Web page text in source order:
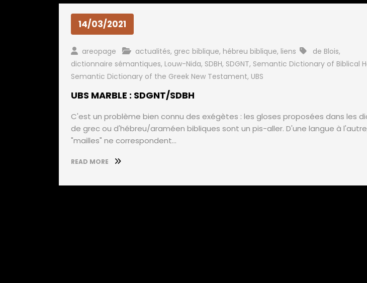
14/03/2021
areopage actualités, grec biblique, hébreu biblique, liens de Blois,
dictionnaire sémantiques, Louw-Nida, SDBH, SDGNT, Semantic Dictionary of Biblical
Semantic Dictionary of the Greek New Testament, UBS
UBS MARBLE : SDGNT/SDBH
C'est un problème bien connu des exégètes : les gloses proposées dans les
de grec ou d'hébreu/araméen bibliques sont un pis-aller. D'une langue à
"mailles" ne correspondent…
READ MORE